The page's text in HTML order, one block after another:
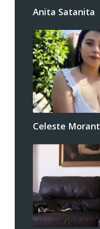
Anita Satanita
Celeste Morant